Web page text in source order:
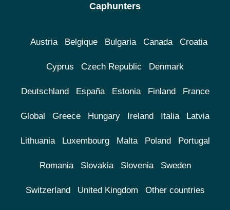
Caphunters
Austria Belgique Bulgaria Canada Croatia
Cyprus Czech Republic Denmark
Deutschland España Estonia Finland France
Global Greece Hungary Ireland Italia Latvia
Lithuania Luxembourg Malta Poland Portugal
Romania Slovakia Slovenia Sweden
Switzerland United Kingdom Other countries